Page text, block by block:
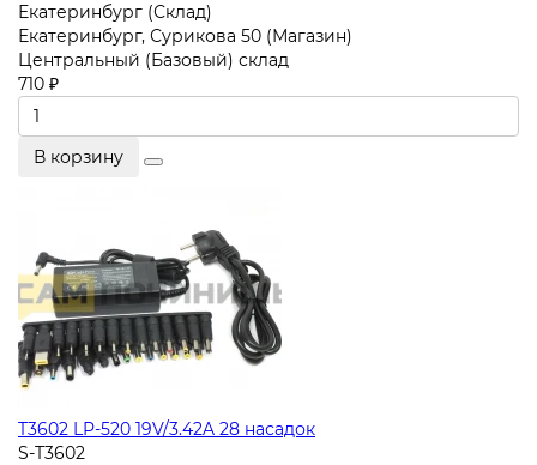
Екатеринбург (Склад)
Екатеринбург, Сурикова 50 (Магазин)
Центральный (Базовый) склад
710 ₽
В корзину
T3602 LP-520 19V/3.42A 28 насадок
S-T3602